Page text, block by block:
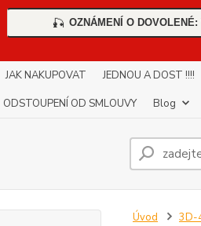
🎣 OZNÁMENÍ O DOVOLENÉ:
JAK NAKUPOVAT JEDNOU A DOST !!!!
ODSTOUPENÍ OD SMLOUVY Blog
Úvod 3D-